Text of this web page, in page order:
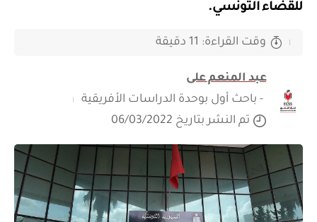
للقضاء التونسي.
عبد المنعم على
- باحث أول بوحدة الدراسات الأفريقية
تم النشر بتاريخ 06/03/2022
وقت القراءة: 11 دقيقة